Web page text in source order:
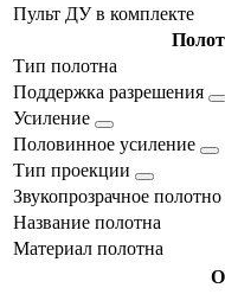
Пульт ДУ в комплекте
Тип полотна
Поддержка разрешения
Усиление
Половинное усиление
Тип проекции
Звукопрозрачное полотно
Название полотна
Материал полотна